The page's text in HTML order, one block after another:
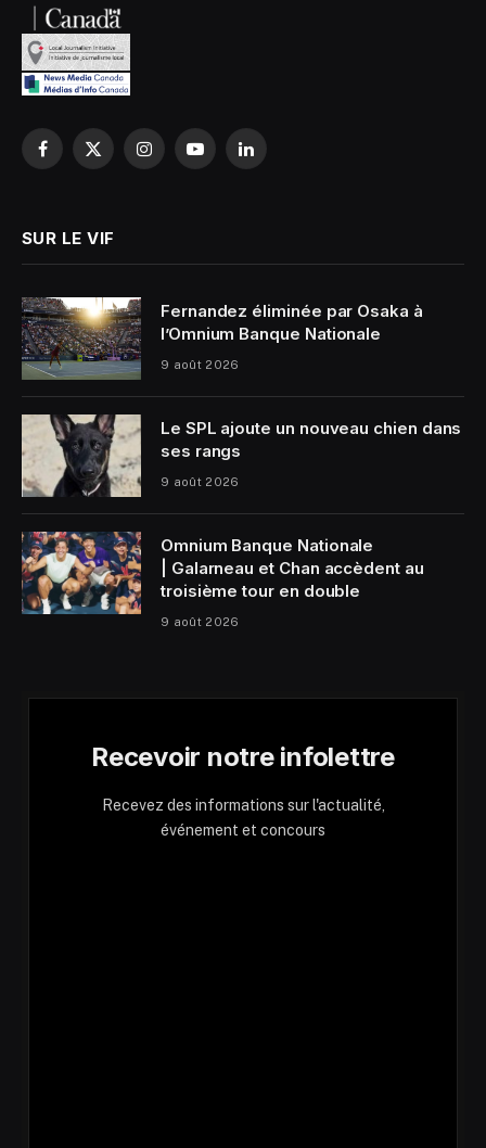
Facebook
X
InstagramYouTubeLinkedIn
SUR LE VIF
Fernandez éliminée par Osaka à
l’Omnium Banque Nationale
9 août 2026
Le SPL ajoute un nouveau chien dans
ses rangs
9 août 2026
Omnium Banque Nationale
| Galarneau et Chan accèdent au
troisième tour en double
9 août 2026
Recevoir notre infolettre
Recevez des informations sur l'actualité,
événement et concours